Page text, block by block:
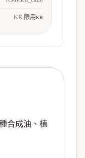
KR 限用KR
合成油、植